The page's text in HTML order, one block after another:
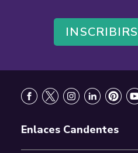
Enlaces Candentes